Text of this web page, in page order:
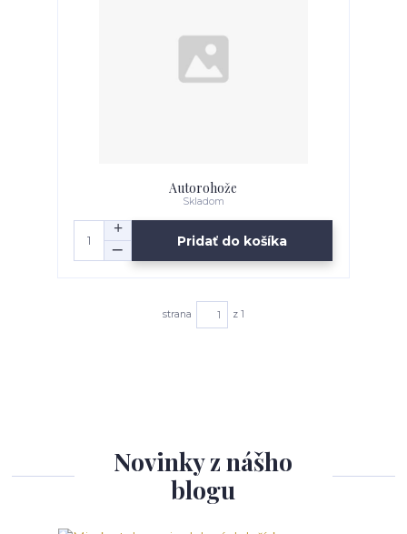
Autorohože
Skladom
Pridať do košíka
strana z 1
Novinky z nášho
blogu